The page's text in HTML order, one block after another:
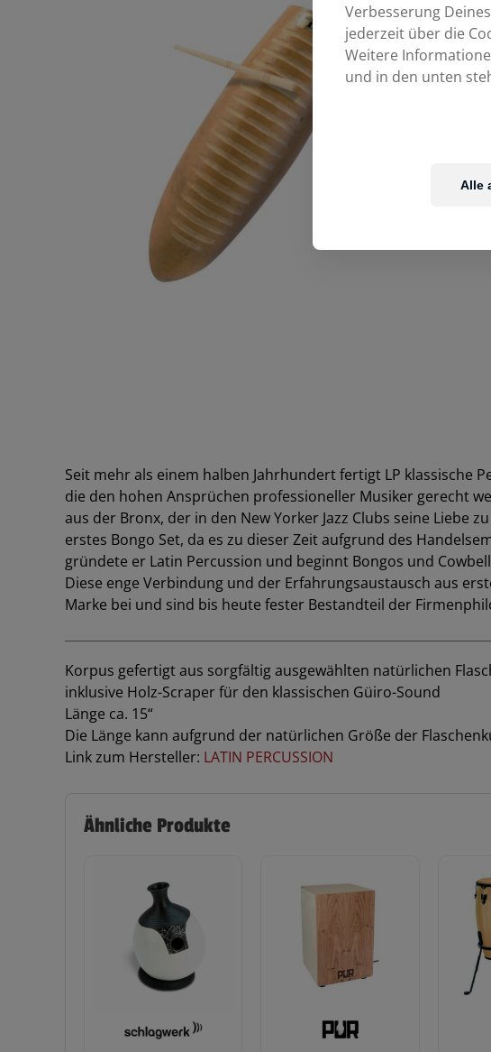
Seit mehr als einem halben Jahrhundert fertigt LP klassische
die den hohen Ansprüchen professioneller Musiker gerecht
aus der Bronx, der in den New Yorker Jazz Clubs seine Liebe
erstes Bongo Set, da es zu dieser Zeit aufgrund des
gründete er Latin Percussion und beginnt Bongos und
Diese enge Verbindung und der Erfahrungsaustausch aus
Marke bei und sind bis heute fester Bestandteil der
Korpus gefertigt aus sorgfältig ausgewählten natürlichen
inklusive Holz-Scraper für den klassischen Güiro-Sound
Länge ca. 15“
Die Länge kann aufgrund der natürlichen Größe der
Link zum Hersteller: LATIN PERCUSSION
Ähnliche Produkte
Verbesserung
jederzeit über die
Weitere
und in den unten
Alle